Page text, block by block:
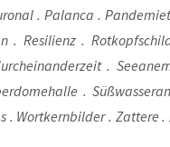
. Palan­ca .
. Resi­li­enz .
.
.
. Wort­kern­bil­der .